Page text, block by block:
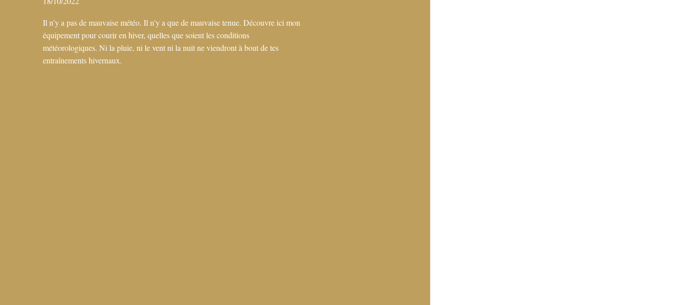
Il n’y a pas de mauvaise météo. Il n’y a que de mauvaise tenue. Découvre ici mon
équipement pour courir en hiver, quelles que soient les conditions
météorologiques. Ni la pluie, ni le vent ni la nuit ne viendront à bout de tes
entraînements hivernaux.